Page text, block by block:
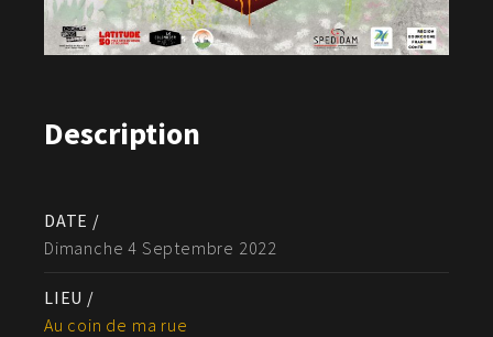
Description
DATE /
Dimanche 4 Septembre 2022
LIEU /
Au coin de ma rue